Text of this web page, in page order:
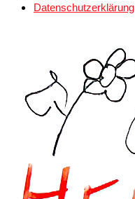
Datenschutzerklärung